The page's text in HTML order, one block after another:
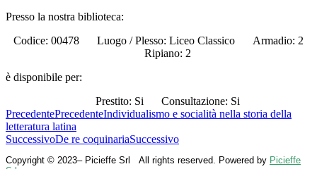
Presso la nostra biblioteca:
Codice: 00478
Luogo / Plesso: Liceo Classico
Armadio: 2
Ripiano: 2
è disponibile per:
Prestito: Si
Consultazione: Si
PrecedentePrecedenteIndividualismo e socialità nella storia della
letteratura latina
SuccessivoDe re coquinariaSuccessivo
Copyright © 2023– Picieffe Srl All rights reserved. Powered by Picieffe